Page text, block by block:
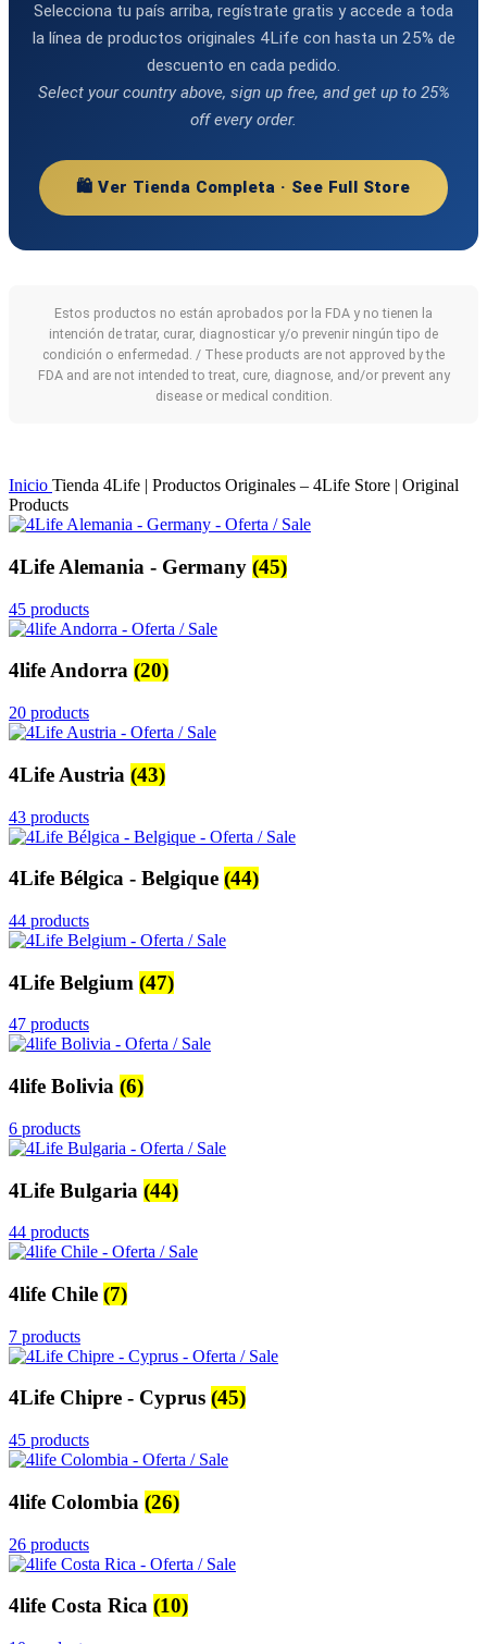
Selecciona tu país arriba, regístrate gratis y accede a toda
la línea de productos originales 4Life con hasta un 25% de
descuento en cada pedido.
Select your country above, sign up free, and get up to 25%
off every order.
🛍️ Ver Tienda Completa · See Full Store
Estos productos no están aprobados por la FDA y no tienen la
intención de tratar, curar, diagnosticar y/o prevenir ningún tipo de
condición o enfermedad. / These products are not approved by the
FDA and are not intended to treat, cure, diagnose, and/or prevent any
disease or medical condition.
Inicio Tienda 4Life | Productos Originales – 4Life Store | Original
Products
4Life Alemania - Germany (45)
45 products
4life Andorra (20)
20 products
4Life Austria (43)
43 products
4Life Bélgica - Belgique (44)
44 products
4Life Belgium (47)
47 products
4life Bolivia (6)
6 products
4Life Bulgaria (44)
44 products
4life Chile (7)
7 products
4Life Chipre - Cyprus (45)
45 products
4life Colombia (26)
26 products
4life Costa Rica (10)